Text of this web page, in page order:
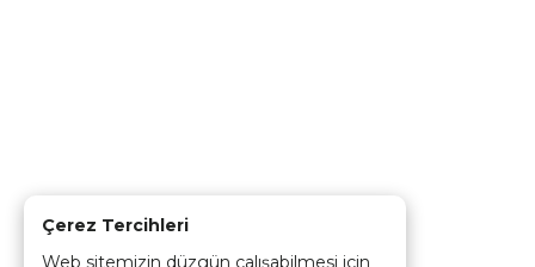
Çerez Tercihleri
Web sitemizin düzgün çalışabilmesi için